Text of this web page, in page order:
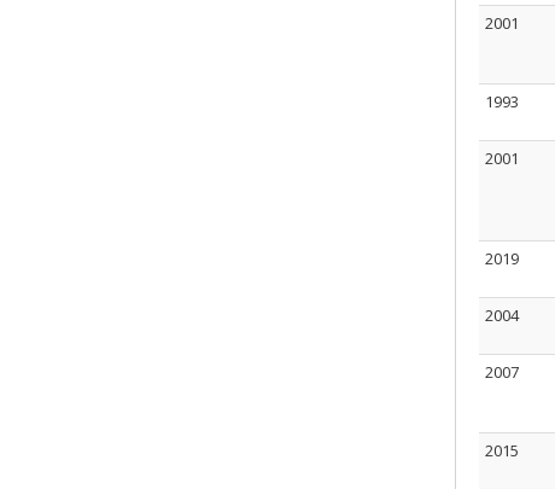
2001
1993
2001
2019
2004
2007
2015